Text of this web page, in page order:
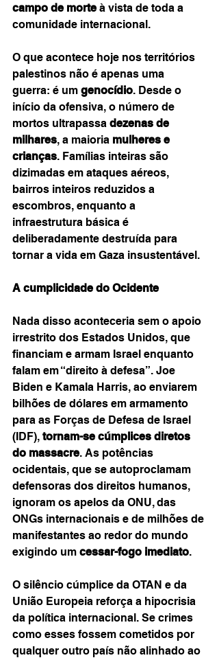
campo de morte à vista de toda a
comunidade internacional.
O que acontece hoje nos territórios
palestinos não é apenas uma
guerra: é um genocídio. Desde o
início da ofensiva, o número de
mortos ultrapassa dezenas de
milhares, a maioria mulheres e
crianças. Famílias inteiras são
dizimadas em ataques aéreos,
bairros inteiros reduzidos a
escombros, enquanto a
infraestrutura básica é
deliberadamente destruída para
tornar a vida em Gaza insustentável.
A cumplicidade do Ocidente
Nada disso aconteceria sem o apoio
irrestrito dos Estados Unidos, que
financiam e armam Israel enquanto
falam em “direito à defesa”. Joe
Biden e Kamala Harris, ao enviarem
bilhões de dólares em armamento
para as Forças de Defesa de Israel
(IDF), tornam-se cúmplices diretos
do massacre. As potências
ocidentais, que se autoproclamam
defensoras dos direitos humanos,
ignoram os apelos da ONU, das
ONGs internacionais e de milhões de
manifestantes ao redor do mundo
exigindo um cessar-fogo imediato.
O silêncio cúmplice da OTAN e da
União Europeia reforça a hipocrisia
da política internacional. Se crimes
como esses fossem cometidos por
qualquer outro país não alinhado ao